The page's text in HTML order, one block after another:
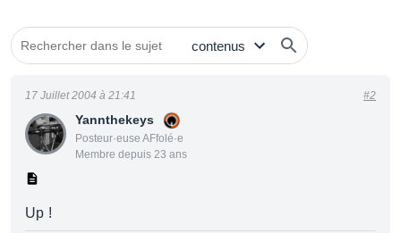
Yannthekeys
Posteur·euse AFfolé·e
Membre depuis 23 ans
17 Juillet 2004 à 21:41 #2
Up !